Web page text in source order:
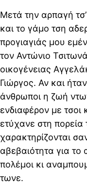
Μετά την αρπαγή
και το γάμο τση
προγιαγιάς μου
τον Αντώνιο
οικογένειας
Γιώργος. Αν και
άνθρωποι η ζωή
ενδιαφέρον με
ετύχανε στη
χαρακτηρίζονται
αβεβαιότητα για
πολέμοι κι
τωνε.